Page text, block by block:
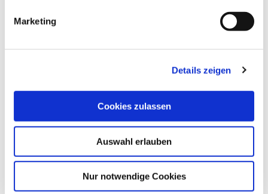
Marketing
Details zeigen
Cookies zulassen
Auswahl erlauben
Nur notwendige Cookies